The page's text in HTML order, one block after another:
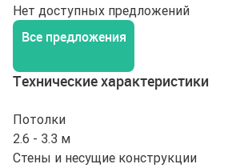
Нет доступных предложений
Все предложения
Технические характеристики
Потолки
2.6 - 3.3 м
Стены и несущие конструкции